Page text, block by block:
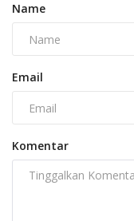
Name
Email
Komentar